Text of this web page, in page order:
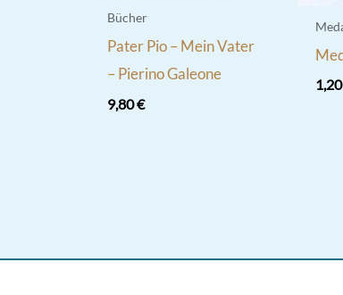
Bücher
Pater Pio – Mein Vater
– Pierino Galeone
9,80€